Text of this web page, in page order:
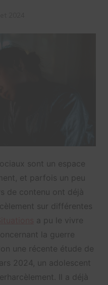
sont un espace
et parfois un peu
de contenu ont déjà
sur différentes
a pu le vivre
la guerre
une récente étude de
2024, un adolescent
Il a déjà